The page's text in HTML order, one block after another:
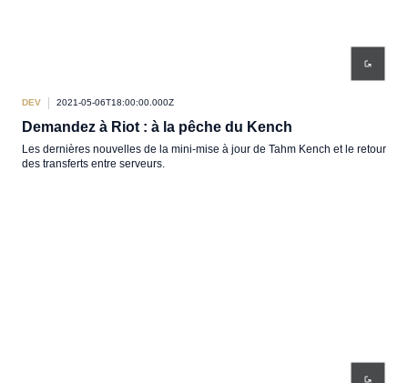
DEV 2021-05-06T18:00:00.000Z
Demandez à Riot : à la pêche du Kench
Les dernières nouvelles de la mini-mise à jour de Tahm Kench et le retour
des transferts entre serveurs.